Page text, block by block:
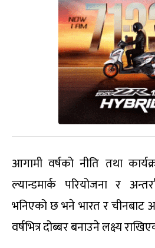
आगामी वर्षको नीति तथा
ल्यान्डमार्क परियोजना र
भनिएको छ भने भारत र चीनबाट
वर्षभित्र दोब्बर बनाउने लक्ष्य